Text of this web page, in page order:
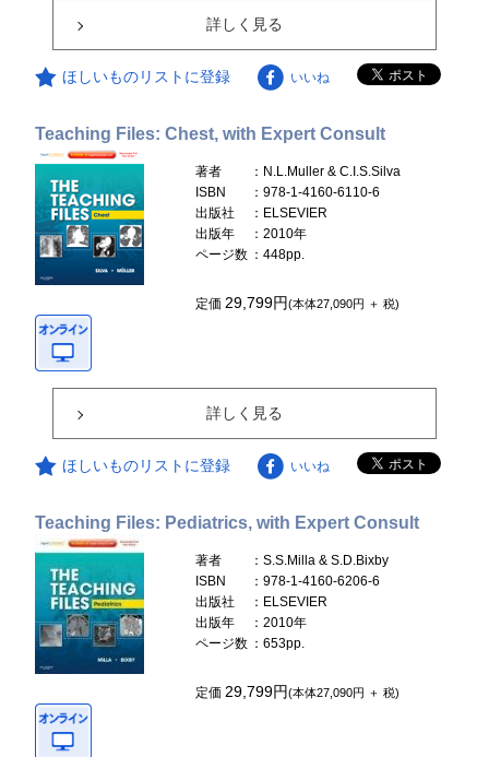
詳しく見る
ほしいものリストに登録 いいね
Teaching Files: Chest, with Expert Consult
著者
：N.L.Muller & C.I.S.Silva
ISBN
：978-1-4160-6110-6
出版社
：ELSEVIER
出版年
：2010年
ページ数 ：448pp.
定価29,799円(本体27,090円 ＋ 税)
詳しく見る
ほしいものリストに登録 いいね
Teaching Files: Pediatrics, with Expert Consult
著者
：S.S.Milla & S.D.Bixby
ISBN
：978-1-4160-6206-6
出版社
：ELSEVIER
出版年
：2010年
ページ数 ：653pp.
定価29,799円(本体27,090円 ＋ 税)